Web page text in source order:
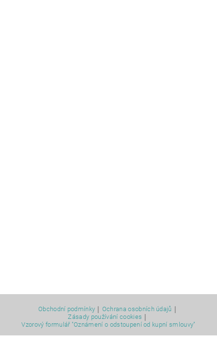
Obchodní podmínky Ochrana osobních údajů
Zásady používání cookies
Vzorový formulář "Oznámení o odstoupení od kupní smlouvy"